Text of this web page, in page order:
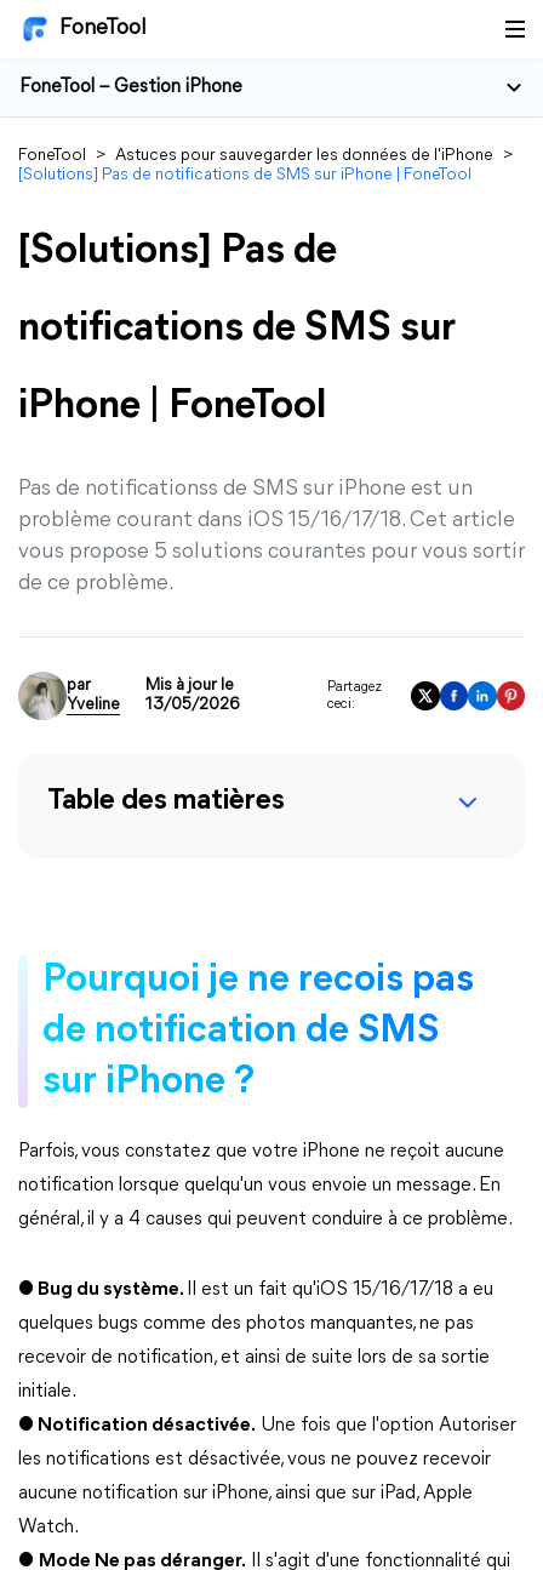
FoneTool
FoneTool – Gestion iPhone
FoneTool > Astuces pour sauvegarder les données de l'iPhone
>
[Solutions] Pas de notifications de SMS sur iPhone | FoneTool
[Solutions] Pas de
notifications de SMS sur
iPhone | FoneTool
Pas de notificationss de SMS sur iPhone est un
problème courant dans iOS 15/16/17/18. Cet article
vous propose 5 solutions courantes pour vous sortir
de ce problème.
par
Yveline
Mis à jour le
13/05/2026
Partagez
ceci:
Table des matières
Pourquoi je ne recois pas
de notification de SMS
sur iPhone ?
Parfois, vous constatez que votre iPhone ne reçoit aucune
notification lorsque quelqu'un vous envoie un message. En
général, il y a 4 causes qui peuvent conduire à ce problème.
● Bug du système.
Il est un fait qu'iOS 15/16/17/18 a eu
quelques bugs comme des photos manquantes, ne pas
recevoir de notification, et ainsi de suite lors de sa sortie
initiale.
● Notification désactivée. Une fois que l'option Autoriser
les notifications est désactivée, vous ne pouvez recevoir
aucune notification sur iPhone, ainsi que sur iPad, Apple
Watch.
● Mode Ne pas déranger. Il s'agit d'une fonctionnalité qui